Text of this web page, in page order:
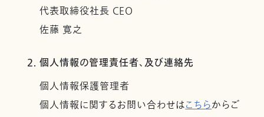
代表取締役社長 CEO
佐藤 寛之
2. 個人情報の管理責任者、及び連絡先
個人情報保護管理者
個人情報に関するお問い合わせはこちらからご